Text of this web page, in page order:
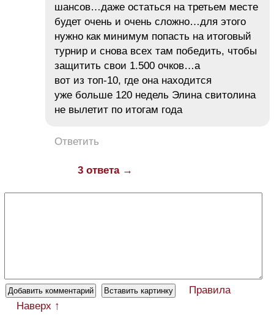
шансов…даже остаться на третьем месте
будет очень и очень сложно…для этого
нужно как минимум попасть на итоговый
турнир и снова всех там победить, чтобы
защитить свои 1.500 очков…а
вот из топ-10, где она находится
уже больше 120 недель Элина свитолина
не вылетит по итогам года
Ответить
3 ответа →
Правила
Наверх ↑